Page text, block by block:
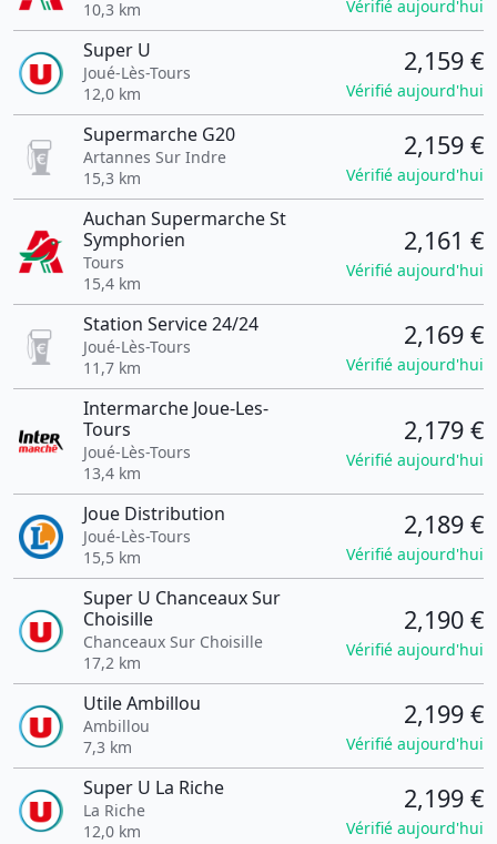
10,3 km Vérifié aujourd'hui
Super U
Joué-Lès-Tours
12,0 km
2,159 €
Vérifié aujourd'hui
Supermarche G20
Artannes Sur Indre
15,3 km
2,159 €
Vérifié aujourd'hui
Auchan Supermarche St
Symphorien
Tours
15,4 km
2,161 €
Vérifié aujourd'hui
Station Service 24/24
Joué-Lès-Tours
11,7 km
2,169 €
Vérifié aujourd'hui
Intermarche Joue-Les-
Tours
Joué-Lès-Tours
13,4 km
2,179 €
Vérifié aujourd'hui
Joue Distribution
Joué-Lès-Tours
15,5 km
2,189 €
Vérifié aujourd'hui
Super U Chanceaux Sur
Choisille
Chanceaux Sur Choisille
17,2 km
2,190 €
Vérifié aujourd'hui
Utile Ambillou
Ambillou
7,3 km
2,199 €
Vérifié aujourd'hui
Super U La Riche
La Riche
12,0 km
2,199 €
Vérifié aujourd'hui